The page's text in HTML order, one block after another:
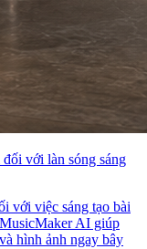
với làn sóng sáng
với việc sáng tạo bài
AI giúp
hình ảnh ngay bây